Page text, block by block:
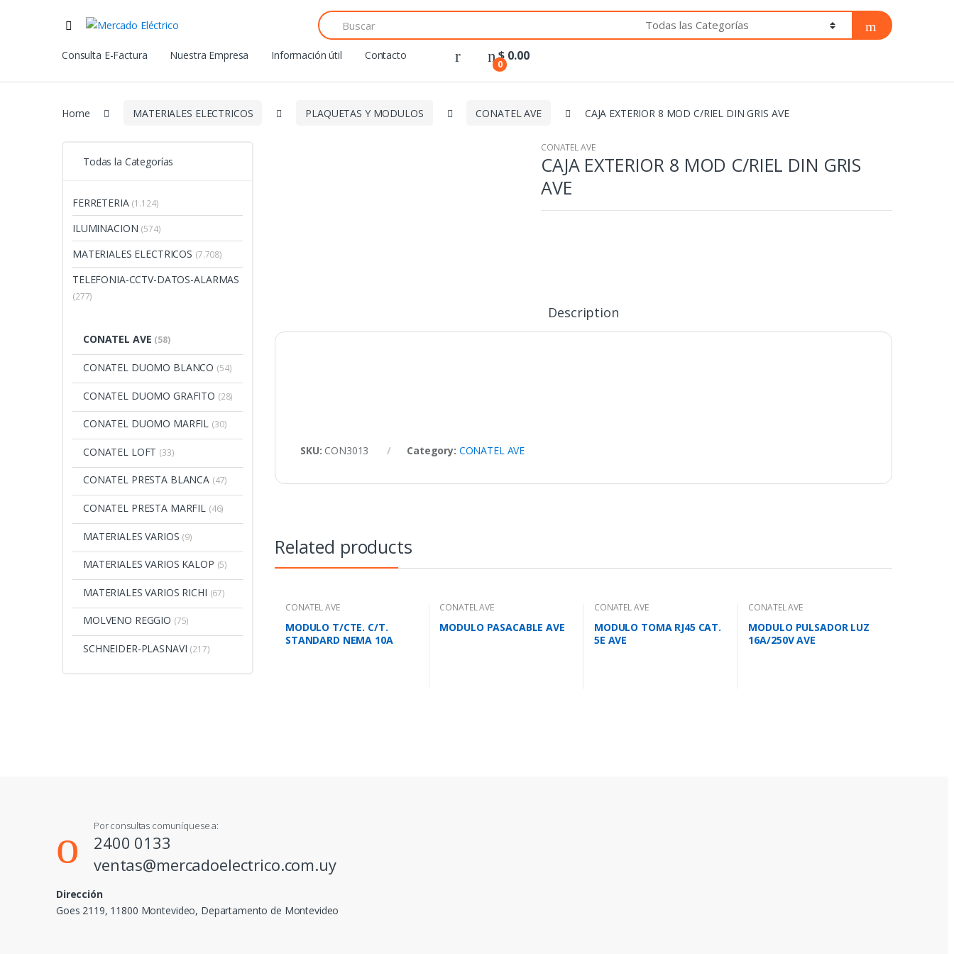
Search
for:
Consulta E-Factura
Nuestra Empresa Información útil Contacto
0
$ 0.00
Home MATERIALES ELECTRICOS PLAQUETAS Y MODULOS CONATEL AVE CAJA EXTERIOR 8 MOD C/RIEL DIN GRIS AVE
CONATEL AVE
CAJA EXTERIOR 8 MOD C/RIEL DIN GRIS
AVE
Description
SKU: CON3013 Category: CONATEL AVE
Related products
CONATEL AVE
MODULO T/CTE. C/T.
STANDARD NEMA 10A
CONATEL AVE
MODULO PASACABLE AVE
CONATEL AVE
MODULO TOMA RJ45 CAT.
5E AVE
CONATEL AVE
MODULO PULSADOR LUZ
16A/250V AVE
Todas la Categorías
FERRETERIA (1.124)
ILUMINACION (574)
MATERIALES ELECTRICOS (7.708)
TELEFONIA-CCTV-DATOS-ALARMAS
(277)
CONATEL AVE (58)
CONATEL DUOMO BLANCO (54)
CONATEL DUOMO GRAFITO (28)
CONATEL DUOMO MARFIL (30)
CONATEL LOFT (33)
CONATEL PRESTA BLANCA (47)
CONATEL PRESTA MARFIL (46)
MATERIALES VARIOS (9)
MATERIALES VARIOS KALOP (5)
MATERIALES VARIOS RICHI (67)
MOLVENO REGGIO (75)
SCHNEIDER-PLASNAVI (217)
Por consultas comuníquese a:
2400 0133
ventas@mercadoelectrico.com.uy
Dirección
Goes 2119, 11800 Montevideo, Departamento de Montevideo